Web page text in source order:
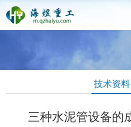
技术资料
三种水泥管设备的